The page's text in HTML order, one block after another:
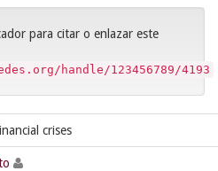
para citar o enlazar este
handle/123456789/4193
crises